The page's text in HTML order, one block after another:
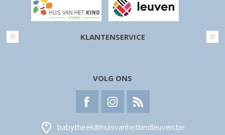
KLANTENSERVICE
VOLG ONS
babytheek@huisvanhetkindleuven.be